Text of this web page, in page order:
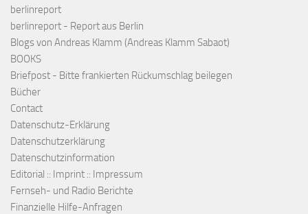
berlinreport
berlinreport - Report aus Berlin
Blogs von Andreas Klamm (Andreas Klamm Sabaot)
BOOKS
Briefpost - Bitte frankierten Rückumschlag beilegen
Bücher
Contact
Datenschutz-Erklärung
Datenschutzerklärung
Datenschutzinformation
Editorial :: Imprint :: Impressum
Fernseh- und Radio Berichte
Finanzielle Hilfe-Anfragen